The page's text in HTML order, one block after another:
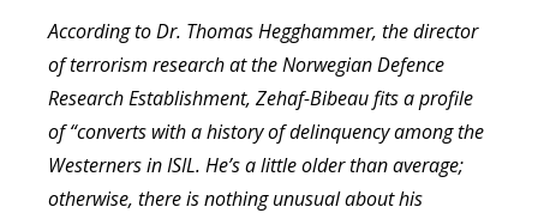
According to Dr. Thomas Hegghammer, the director
of terrorism research at the Norwegian Defence
Research Establishment, Zehaf-Bibeau fits a profile
of “converts with a history of delinquency among the
Westerners in ISIL. He’s a little older than average;
otherwise, there is nothing unusual about his